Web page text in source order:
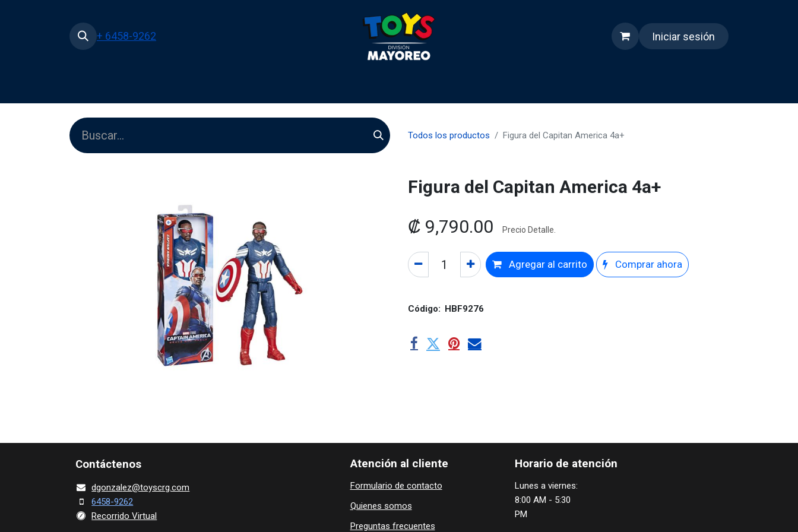
+ 6458-9262 Iniciar sesión
Todos los productos Figura del Capitan America 4a+
Figura del Capitan America 4a+
₡ 9,790.00 Precio Detalle.
Agregar al carrito Comprar ahora
Código: HBF9276
Contácte​nos
dgonza​lez@toy​scrg.c​o​m
6458-9262
Recorrido Virtual
Horario de atención
Lunes a viernes:
8:00 AM - 5:30
PM
Atención al cliente
Formulario de contacto
Quienes ​som​​​os
Preguntas frecuentes